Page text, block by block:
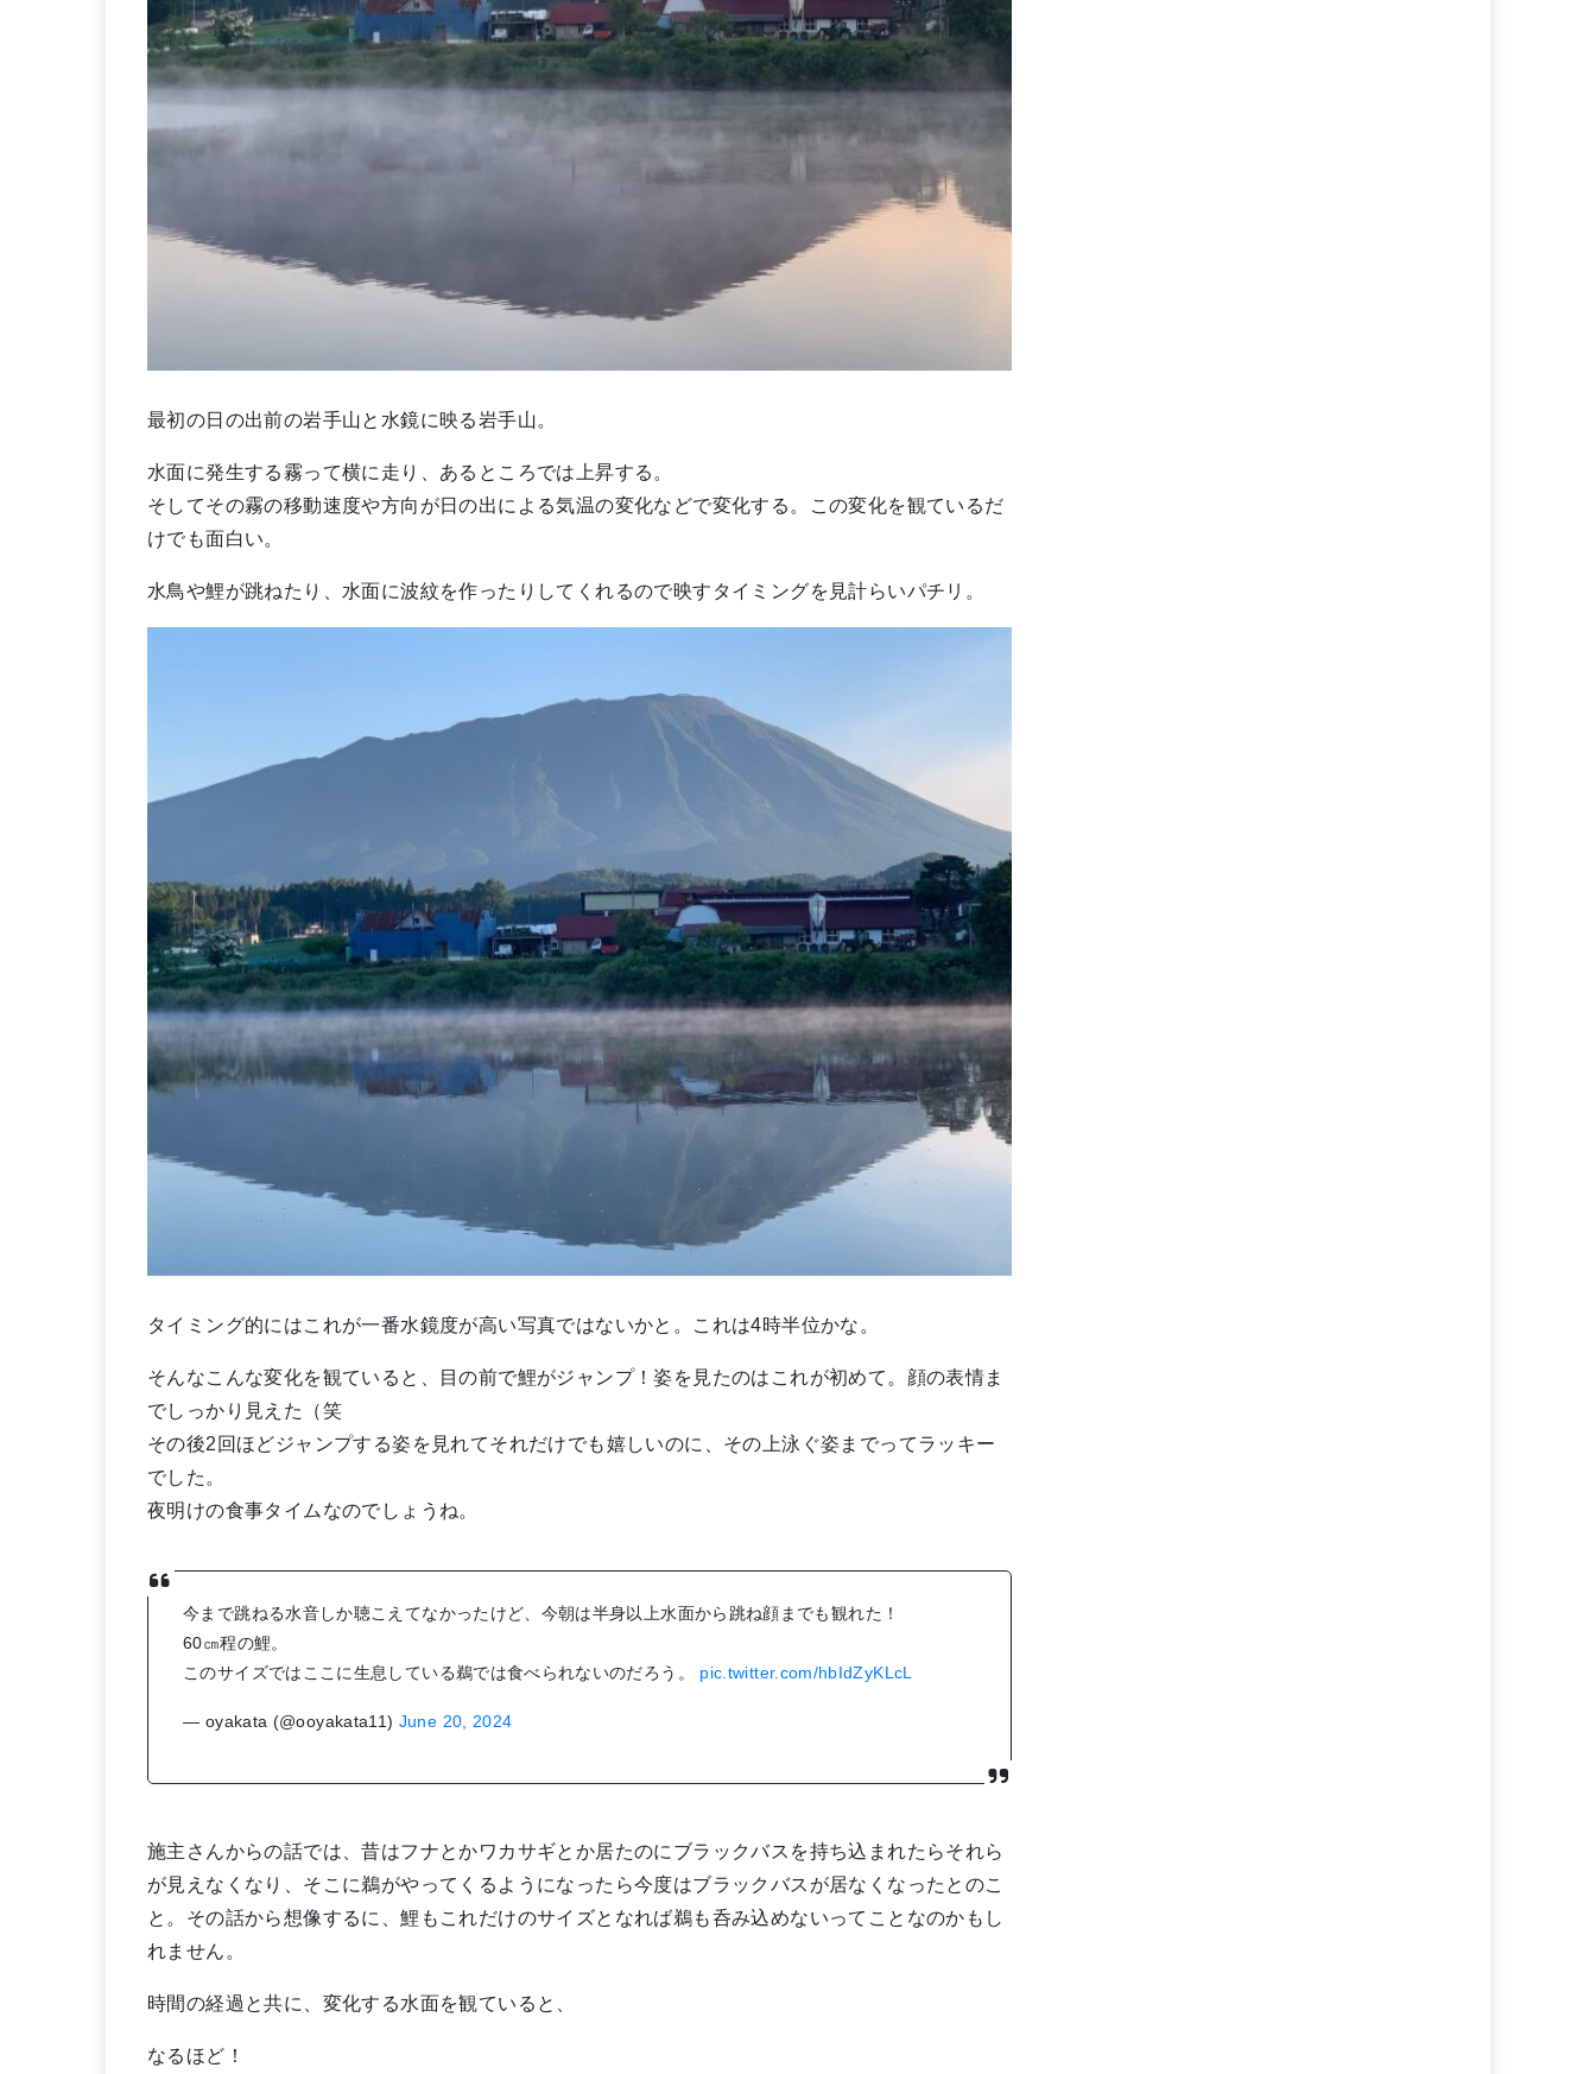
最初の日の出前の岩手山と水鏡に映る岩手山。
水面に発生する霧って横に走り、あるところでは上昇する。
そしてその霧の移動速度や方向が日の出による気温の変化などで変化する。この変化を観ているだ
けでも面白い。
水鳥や鯉が跳ねたり、水面に波紋を作ったりしてくれるので映すタイミングを見計らいパチリ。
タイミング的にはこれが一番水鏡度が高い写真ではないかと。これは4時半位かな。
そんなこんな変化を観ていると、目の前で鯉がジャンプ！姿を見たのはこれが初めて。顔の表情ま
でしっかり見えた（笑
その後2回ほどジャンプする姿を見れてそれだけでも嬉しいのに、その上泳ぐ姿までってラッキー
でした。
夜明けの食事タイムなのでしょうね。
今まで跳ねる水音しか聴こえてなかったけど、今朝は半身以上水面から跳ね顔までも観れた！
60㎝程の鯉。
このサイズではここに生息している鵜では食べられないのだろう。 pic.twitter.com/hbIdZyKLcL
— oyakata (@ooyakata11) June 20, 2024
施主さんからの話では、昔はフナとかワカサギとか居たのにブラックバスを持ち込まれたらそれら
が見えなくなり、そこに鵜がやってくるようになったら今度はブラックバスが居なくなったとのこ
と。その話から想像するに、鯉もこれだけのサイズとなれば鵜も呑み込めないってことなのかもし
れません。
時間の経過と共に、変化する水面を観ていると、
なるほど！